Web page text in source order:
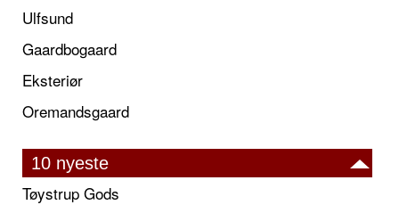
Ulfsund
Gaardbogaard
Eksteriør
Oremandsgaard
10 nyeste
Tøystrup Gods